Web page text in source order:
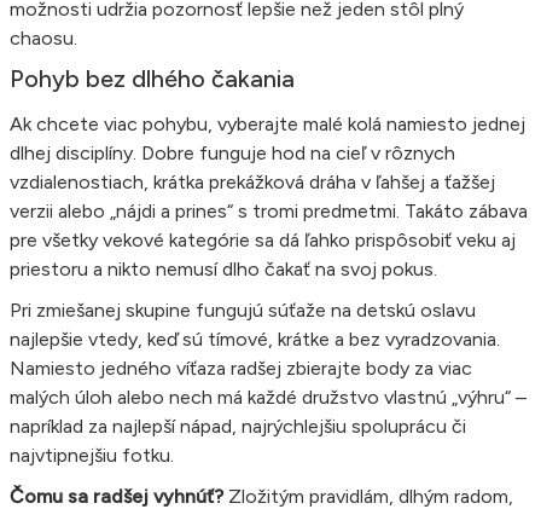
možnosti udržia pozornosť lepšie než jeden stôl plný
chaosu.
Pohyb bez dlhého čakania
Ak chcete viac pohybu, vyberajte malé kolá namiesto jednej
dlhej disciplíny. Dobre funguje hod na cieľ v rôznych
vzdialenostiach, krátka prekážková dráha v ľahšej a ťažšej
verzii alebo „nájdi a prines“ s tromi predmetmi. Takáto zábava
pre všetky vekové kategórie sa dá ľahko prispôsobiť veku aj
priestoru a nikto nemusí dlho čakať na svoj pokus.
Pri zmiešanej skupine fungujú súťaže na detskú oslavu
najlepšie vtedy, keď sú tímové, krátke a bez vyradzovania.
Namiesto jedného víťaza radšej zbierajte body za viac
malých úloh alebo nech má každé družstvo vlastnú „výhru“ –
napríklad za najlepší nápad, najrýchlejšiu spoluprácu či
najvtipnejšiu fotku.
Čomu sa radšej vyhnúť?Zložitým pravidlám, dlhým radom,